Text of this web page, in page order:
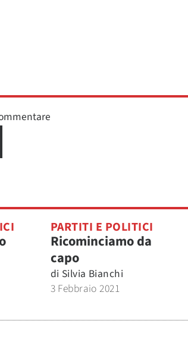
PARTITI E POLITICI
Ricominciamo da
capo
di Silvia Bianchi
3 Febbraio 2021